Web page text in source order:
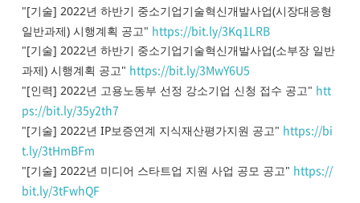
"[기술] 2022년 하반기 중소기업기술혁신개발사업(시장대응형
일반과제) 시행계획 공고" https://bit.ly/3Kq1LRB
"[기술] 2022년 하반기 중소기업기술혁신개발사업(소부장 일반
과제) 시행계획 공고" https://bit.ly/3MwY6U5
"[인력] 2022년 고용노동부 선정 강소기업 신청 접수 공고" htt
ps://bit.ly/35y2th7
"[기술] 2022년 IP보증연계 지식재산평가지원 공고" https://bi
t.ly/3tHmBFm
"[기술] 2022년 미디어 스타트업 지원 사업 공모 공고" https://
bit.ly/3tFwhQF